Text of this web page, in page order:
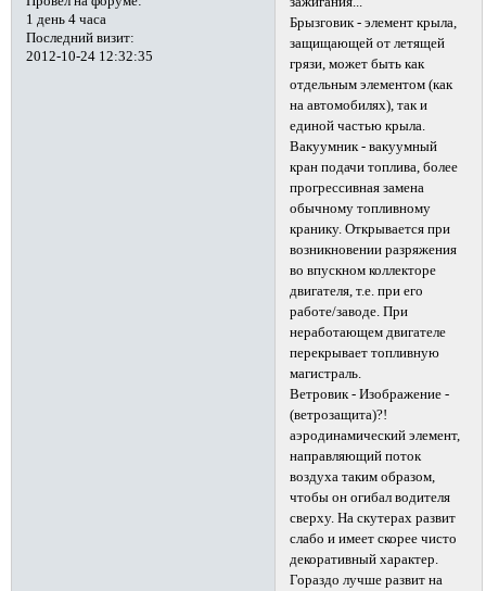
1 день 4 часа
Последний визит:
2012-10-24 12:32:35
Брызговик - элемент крыла,
защищающей от летящей
грязи, может быть как
отдельным элементом (как
на автомобилях), так и
единой частью крыла.
Вакуумник - вакуумный
кран подачи топлива, более
прогрессивная замена
обычному топливному
кранику. Открывается при
возникновении разряжения
во впускном коллекторе
двигателя, т.е. при его
работе/заводе. При
неработающем двигателе
перекрывает топливную
магистраль.
Ветровик - Изображение -
(ветрозащита)?!
аэродинамический элемент,
направляющий поток
воздуха таким образом,
чтобы он огибал водителя
сверху. На скутерах развит
слабо и имеет скорее чисто
декоративный характер.
Гораздо лучше развит на